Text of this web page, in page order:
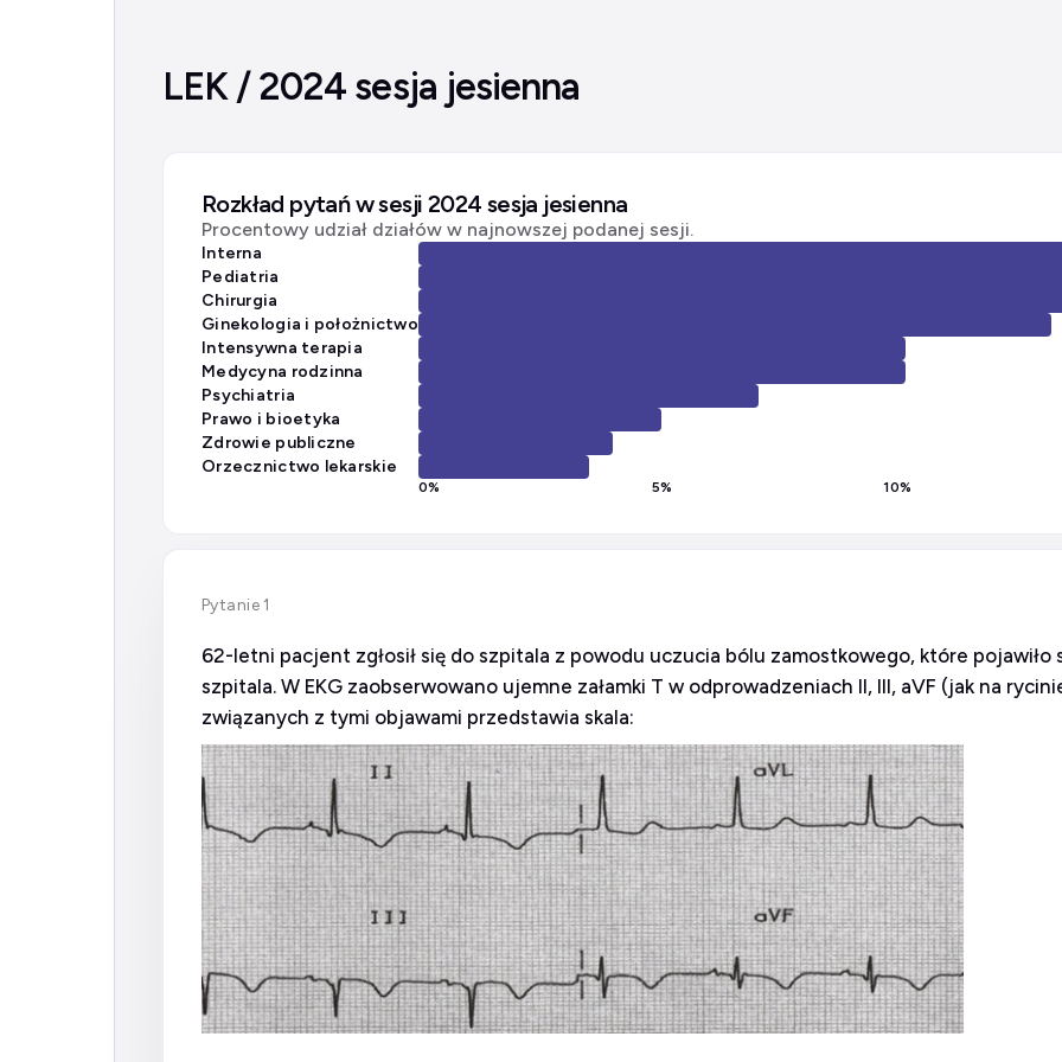
LEK / 2024 sesja jesienna
Rozkład pytań w sesji 2024 sesja jesienna
Procentowy udział działów w najnowszej podanej sesji.
Interna
Pediatria
Chirurgia
Ginekologia i położnictwo
Intensywna terapia
Medycyna rodzinna
Psychiatria
Prawo i bioetyka
Zdrowie publiczne
Orzecznictwo lekarskie
0% 5% 10%
Pytanie 1
62-letni pacjent zgłosił się do szpitala z powodu uczucia bólu zamostkowego, które
szpitala. W EKG zaobserwowano ujemne załamki T w odprowadzeniach II, III, aVF (jak na
związanych z tymi objawami przedstawia skala: